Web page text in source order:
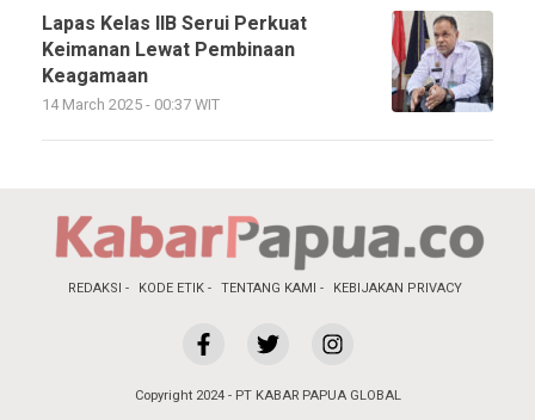
Lapas Kelas IIB Serui Perkuat
Keimanan Lewat Pembinaan
Keagamaan
14 March 2025 - 00:37 WIT
REDAKSI KODE ETIK TENTANG KAMI KEBIJAKAN PRIVACY
Copyright 2024 - PT KABAR PAPUA GLOBAL